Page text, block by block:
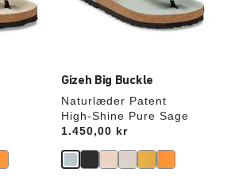
Gizeh Big Buckle
Naturlæder Patent
High-Shine Pure Sage
Price:
1.450,00 kr